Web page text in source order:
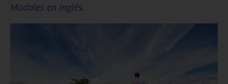
Modales en Inglés.